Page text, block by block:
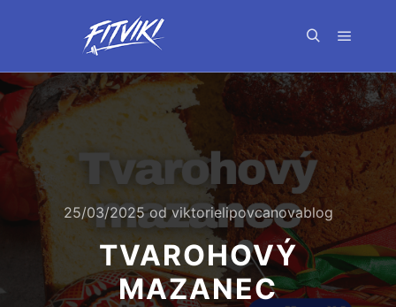
25/03/2025odviktorielipovcanovablog
TVAROHOVÝ
MAZANEC